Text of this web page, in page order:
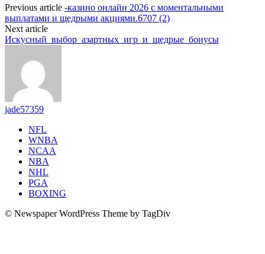
Previous article -казино онлайн 2026 с моментальными
выплатами и щедрыми акциями.6707 (2)
Next article
Искусный_выбор_азартных_игр_и_щедрые_бонусы
jade57359
NFL
WNBA
NCAA
NBA
NHL
PGA
BOXING
© Newspaper WordPress Theme by TagDiv